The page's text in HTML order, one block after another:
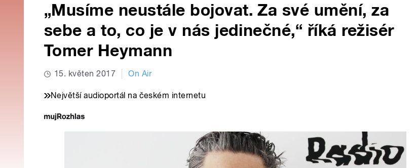
„Musíme neustále bojovat. Za své umění, za
sebe a to, co je v nás jedinečné,“ říká režisér
Tomer Heymann
15. květen 2017 On Air
Největší audioportál na českém internetu